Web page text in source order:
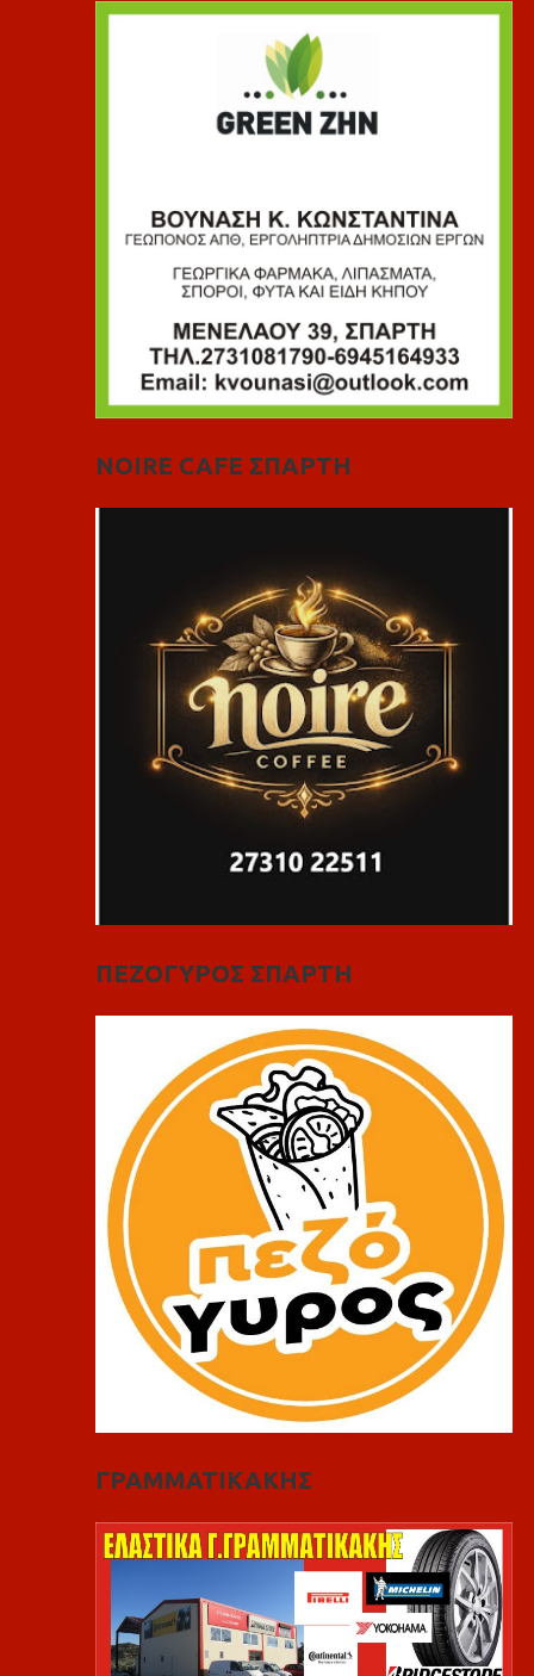
NOIRE CAFE ΣΠΑΡΤΗ
ΠΕΖΟΓΥΡΟΣ ΣΠΑΡΤΗ
ΓΡΑΜΜΑΤΙΚΑΚΗΣ